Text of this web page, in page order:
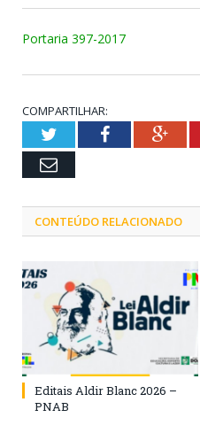
Portaria 397-2017
COMPARTILHAR:
TwitterFacebook
Email
CONTEÚDO RELACIONADO
Editais Aldir Blanc 2026 –
PNAB